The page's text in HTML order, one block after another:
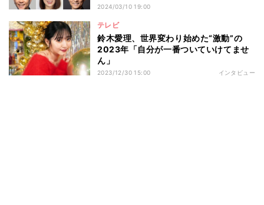
2024/03/10 19:00
テレビ
鈴木愛理、世界変わり始めた“激動”の
2023年「自分が一番ついていけてませ
ん」
2023/12/30 15:00 インタビュー